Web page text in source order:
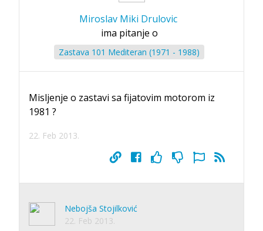
Miroslav Miki Drulovic
ima pitanje o
Zastava 101 Mediteran (1971 - 1988)
Misljenje o zastavi sa fijatovim motorom iz
1981 ?
22. Feb 2013.
Nebojša Stojilković
22. Feb 2013.